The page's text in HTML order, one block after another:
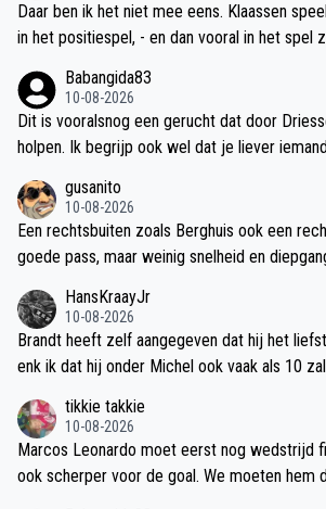
Daar ben ik het niet mee eens. Klaassen
in het positiespel, - en dan vooral in het spel
ourne FC nog maar eens terug.
Babangida83
10-08-2026
Dit is vooralsnog een gerucht dat door
holpen. Ik begrijp ook wel dat je liever
izar zijn als dit waar is.
gusanito
10-08-2026
Een rechtsbuiten zoals Berghuis ook een
goede pass, maar weinig snelheid en
waar Míchel en Cruijff naar op zoek zijn.
HansKraayJr
10-08-2026
Brandt heeft zelf aangegeven dat hij het
enk ik dat hij onder Michel ook vaak als 10 zal spelen.
t er niet nog een 8 bij komt. Verder verwacht ik nog een rechtsbui
ten en als Godts vertrekt ook nog een linksbuiten. Heel
transfers verwacht ik eerlijk gezegd niet,
tikkie takkie
10-08-2026
Marcos Leonardo moet eerst nog wedstrijd
ook scherper voor de goal. We moeten hem